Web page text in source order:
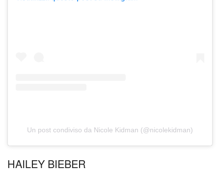
Un post condiviso da Nicole Kidman (@nicolekidman)
HAILEY BIEBER